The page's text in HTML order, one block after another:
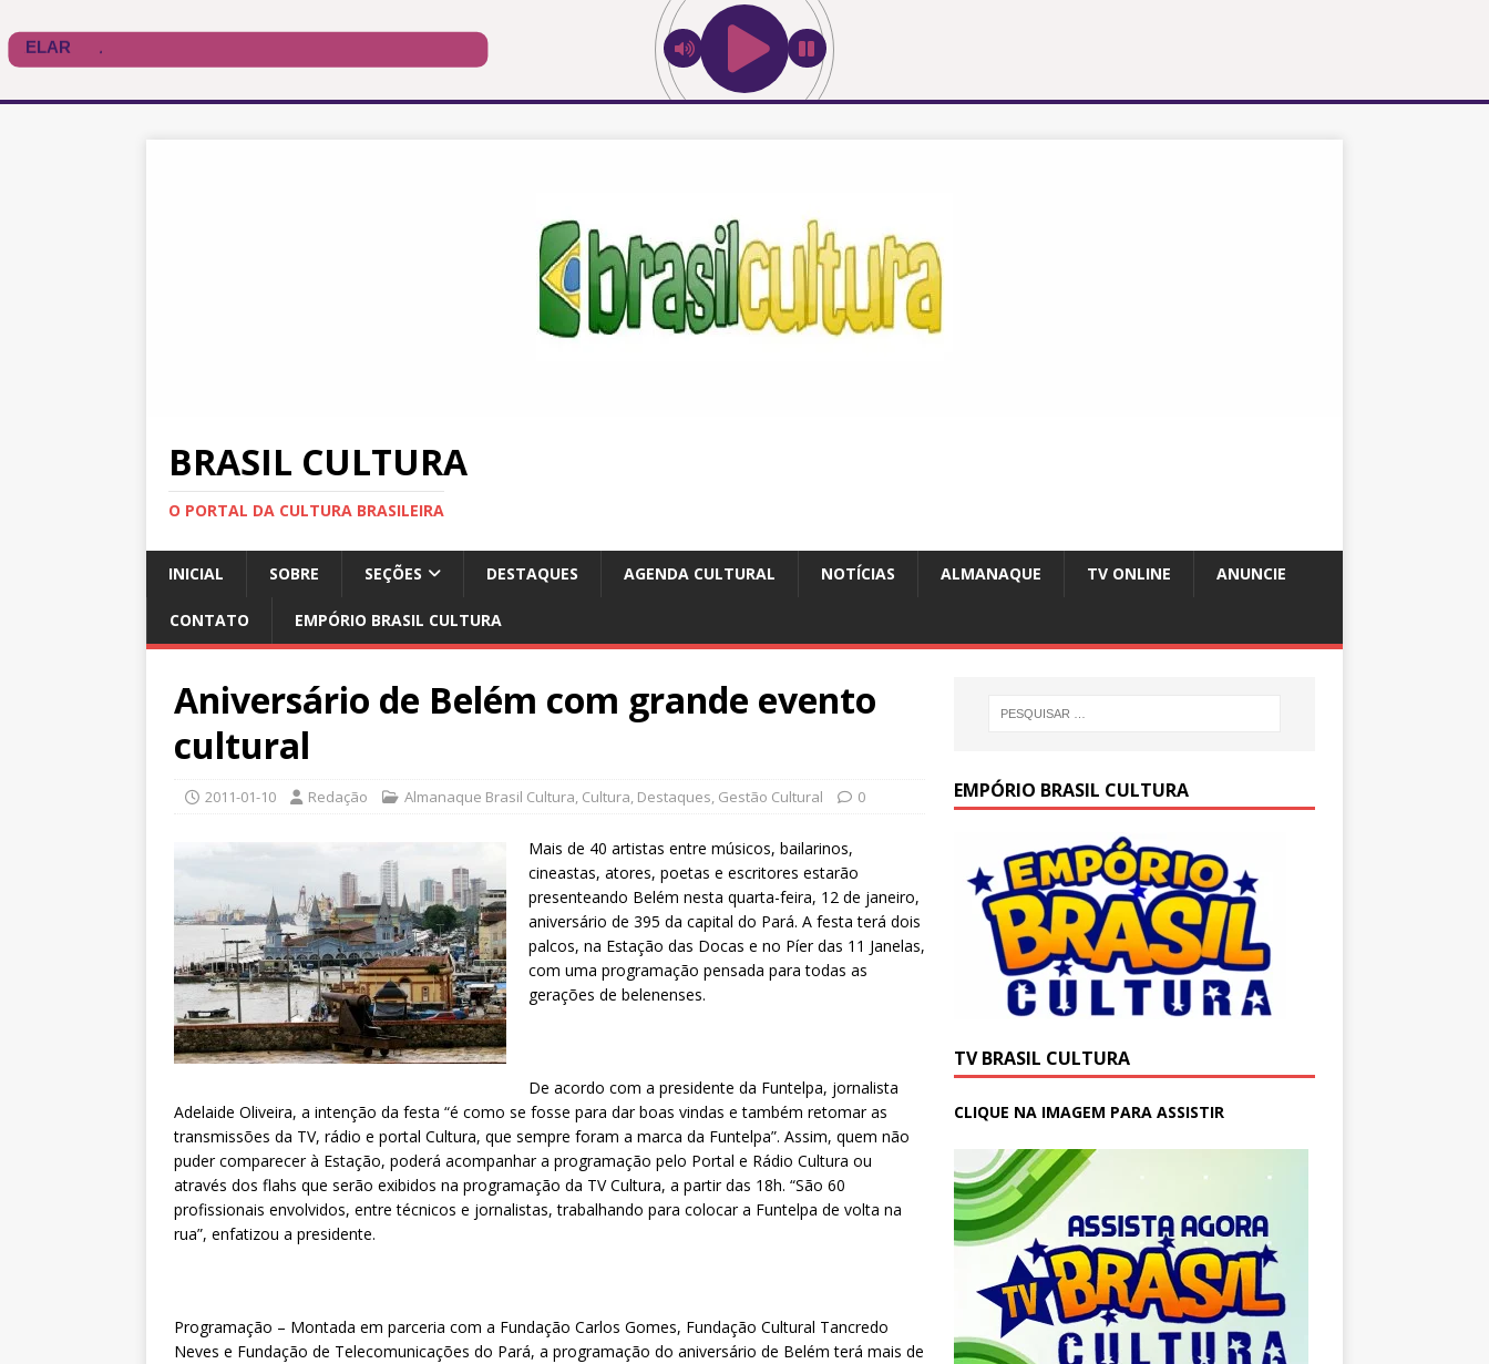
BRASIL CULTURA
O PORTAL DA CULTURA BRASILEIRA
INICIAL SOBRE SEÇÕES DESTAQUES AGENDA CULTURAL NOTÍCIAS ALMANAQUE TV ONLINE ANUNCIE
CONTATO EMPÓRIO BRASIL CULTURA
Aniversário de Belém com grande evento
cultural
2011-01-10 Redação Almanaque Brasil Cultura, Cultura, Destaques, Gestão Cultural 0
Mais de 40 artistas entre músicos, bailarinos,
cineastas, atores, poetas e escritores estarão
presenteando Belém nesta quarta-feira, 12 de janeiro,
aniversário de 395 da capital do Pará. A festa terá dois
palcos, na Estação das Docas e no Píer das 11 Janelas,
com uma programação pensada para todas as
gerações de belenenses.
De acordo com a presidente da Funtelpa, jornalista
Adelaide Oliveira, a intenção da festa “é como se fosse para dar boas vindas e também retomar as
transmissões da TV, rádio e portal Cultura, que sempre foram a marca da Funtelpa”. Assim, quem não
puder comparecer à Estação, poderá acompanhar a programação pelo Portal e Rádio Cultura ou
através dos flahs que serão exibidos na programação da TV Cultura, a partir das 18h. “São 60
profissionais envolvidos, entre técnicos e jornalistas, trabalhando para colocar a Funtelpa de volta na
rua”, enfatizou a presidente.
Programação – Montada em parceria com a Fundação Carlos Gomes, Fundação Cultural Tancredo
Neves e Fundação de Telecomunicações do Pará, a programação do aniversário de Belém terá mais de
EMPÓRIO BRASIL CULTURA
TV BRASIL CULTURA
CLIQUE NA IMAGEM PARA ASSISTIR